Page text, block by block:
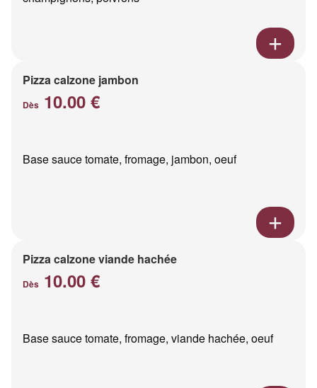
Pizza calzone jambon
Dès 10.00 €
Base sauce tomate, fromage, jambon, oeuf
Pizza calzone viande hachée
Dès 10.00 €
Base sauce tomate, fromage, viande hachée, oeuf